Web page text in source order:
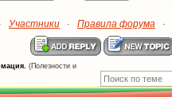
· Участники · Правила форума ·
(Полезности и